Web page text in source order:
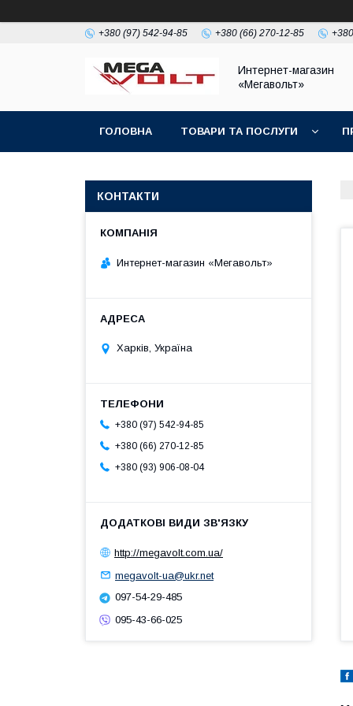
+380 (97) 542-94-85 +380 (66) 270-12-85
Интернет-магазин
«Мегавольт»
ГОЛОВНА ТОВАРИ ТА ПОСЛУГИ
КОНТАКТИ
Интернет-магазин «Мегавольт»
Харків, Україна
+380 (97) 542-94-85
+380 (66) 270-12-85
+380 (93) 906-08-04
http://megavolt.com.ua/
megavolt-ua@ukr.net
097-54-29-485
095-43-66-025